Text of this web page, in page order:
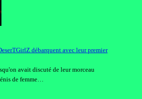
débarquent avec leur premier
avait discuté de leur morceau
de femme…